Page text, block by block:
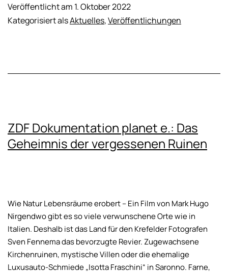
Veröffentlicht am 1. Oktober 2022
Kategorisiert alsAktuelles,Veröffentlichungen
ZDF Dokumentation planet e.: Das
Geheimnis der vergessenen Ruinen
Wie Natur Lebensräume erobert – Ein Film von Mark Hugo
Nirgendwo gibt es so viele verwunschene Orte wie in
Italien. Deshalb ist das Land für den Krefelder Fotografen
Sven Fennema das bevorzugte Revier. Zugewachsene
Kirchenruinen, mystische Villen oder die ehemalige
Luxusauto-Schmiede „Isotta Fraschini“ in Saronno. Farne,